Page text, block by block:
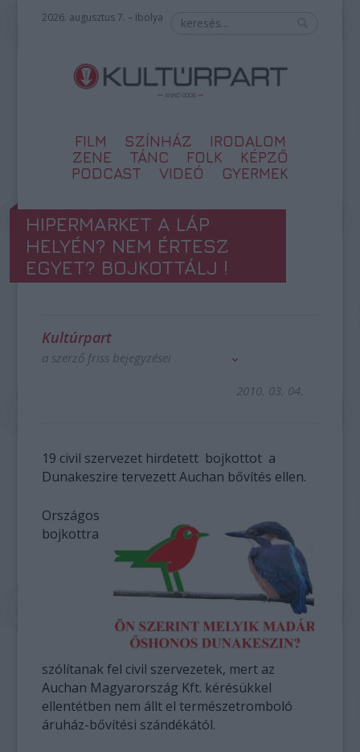
2026. augusztus 7. – Ibolya
FILM SZÍNHÁZ
IRODALOM
ZENE
TÁNC FOLK
KÉPZŐ
PODCAST
VIDEÓ GYERMEK
HIPERMARKET A LÁP
HELYÉN? NEM ÉRTESZ
EGYET? BOJKOTTÁLJ !
Kultúrpart
a szerző friss bejegyzései
2010. 03. 04.
19 civil szervezet hirdetett bojkottot a
Dunakeszire tervezett Auchan bővítés ellen.
Országos
bojkottra
szólítanak fel civil szervezetek, mert az
Auchan Magyarország Kft. kérésükkel
ellentétben nem állt el természetromboló
áruház-bővítési szándékától.